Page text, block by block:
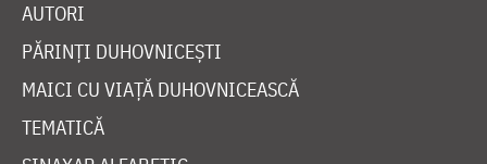
AUTORI
PĂRINȚI DUHOVNICEȘTI
MAICI CU VIAȚĂ DUHOVNICEASCĂ
TEMATICĂ